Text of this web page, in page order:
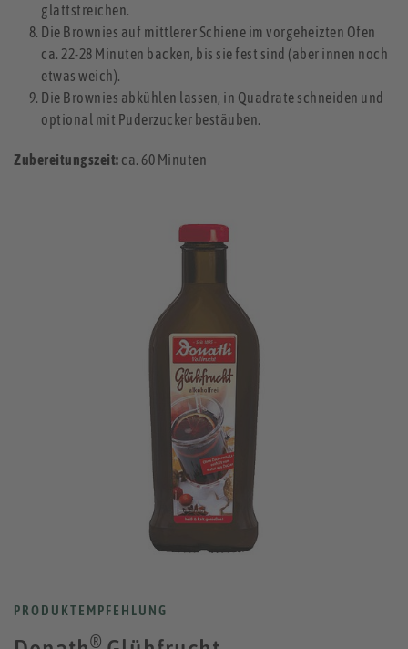
glattstreichen.
Die Brownies auf mittlerer Schiene im vorgeheizten Ofen
ca. 22-28 Minuten backen, bis sie fest sind (aber innen noch
etwas weich).
Die Brownies abkühlen lassen, in Quadrate schneiden und
optional mit Puderzucker bestäuben.
Zubereitungszeit: ca. 60 Minuten
PRODUKTEMPFEHLUNG
®